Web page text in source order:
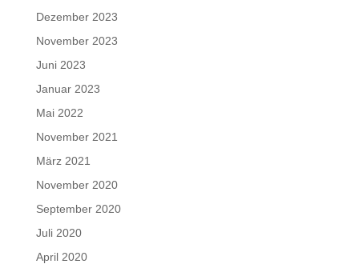
Dezember 2023
November 2023
Juni 2023
Januar 2023
Mai 2022
November 2021
März 2021
November 2020
September 2020
Juli 2020
April 2020